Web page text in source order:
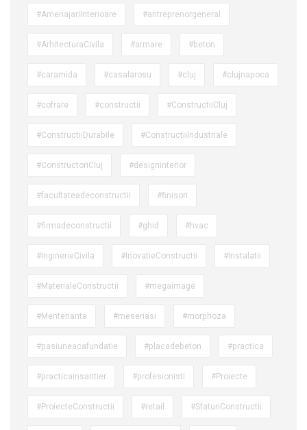
#AmenajariInterioare #antreprenorgeneral
#ArhitecturaCivila #armare #beton
#caramida #casalarosu #cluj #clujnapoca
#cofrare #constructii #ConstructiiCluj
#ConstructiiDurabile #ConstructiiIndustriale
#ConstructoriCluj #designinterior
#facultateadeconstructii #finisori
#firmadeconstructii #ghid #hvac
#InginerieCivila #InovatieConstructii #Instalatii
#MaterialeConstructii #megaimage
#Mentenanta #meseriasi #morphoza
#pasiuneacafundatie #placadebeton #practica
#practicainsantier #profesionisti #Proiecte
#ProiecteConstructii #retail #SfaturiConstructii